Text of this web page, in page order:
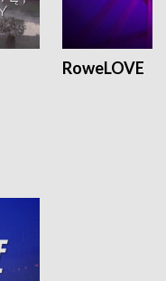
RoweLOVE